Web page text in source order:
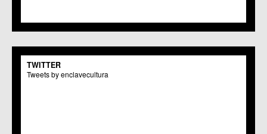
C.C.S. La Paz
C.M. El Carmen
Centros Culturales
C.C. Puertas de Castilla
TWITTER
Tweets by enclavecultura